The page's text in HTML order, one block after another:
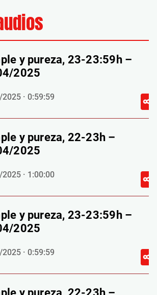
y pureza, 23-23:59h –
2025
· 0:59:59
y pureza, 22-23h –
2025
· 1:00:00
y pureza, 23-23:59h –
2025
· 0:59:59